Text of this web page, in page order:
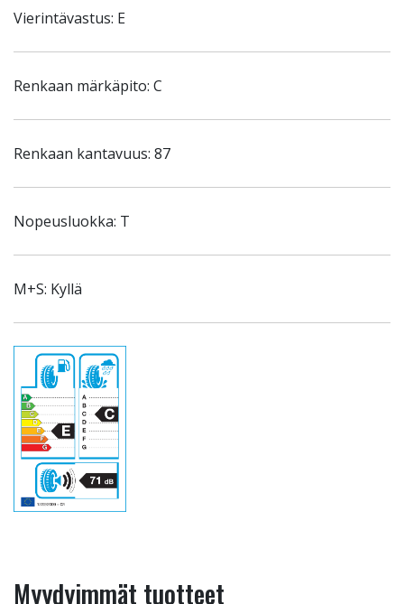
Vierintävastus: E
Renkaan märkäpito: C
Renkaan kantavuus: 87
Nopeusluokka: T
M+S: Kyllä
Myydyimmät tuotteet